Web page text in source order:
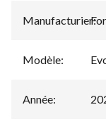
Manufacturier:
Modèle:
Année: